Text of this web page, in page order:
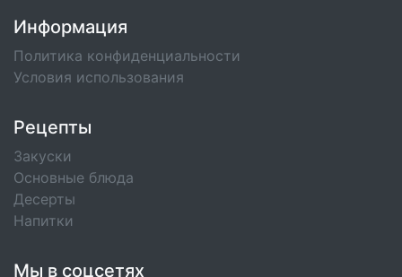
Информация
Политика конфиденциальности
Условия использования
Рецепты
Закуски
Основные блюда
Десерты
Напитки
Мы в соцсетях